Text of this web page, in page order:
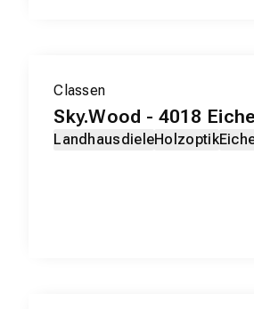
EXKLUSIV-PRODUKT
Classen
Sky.Wood - 4018
LandhausdieleHolzoptik